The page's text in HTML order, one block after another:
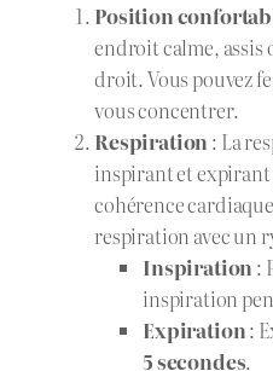
Position
endroit calme, assis
droit. Vous pouvez
vous concentrer.
Respiration : La
inspirant et expirant
cohérence
respiration avec un
Inspiration :
inspiration
Expiration:
5 secondes.